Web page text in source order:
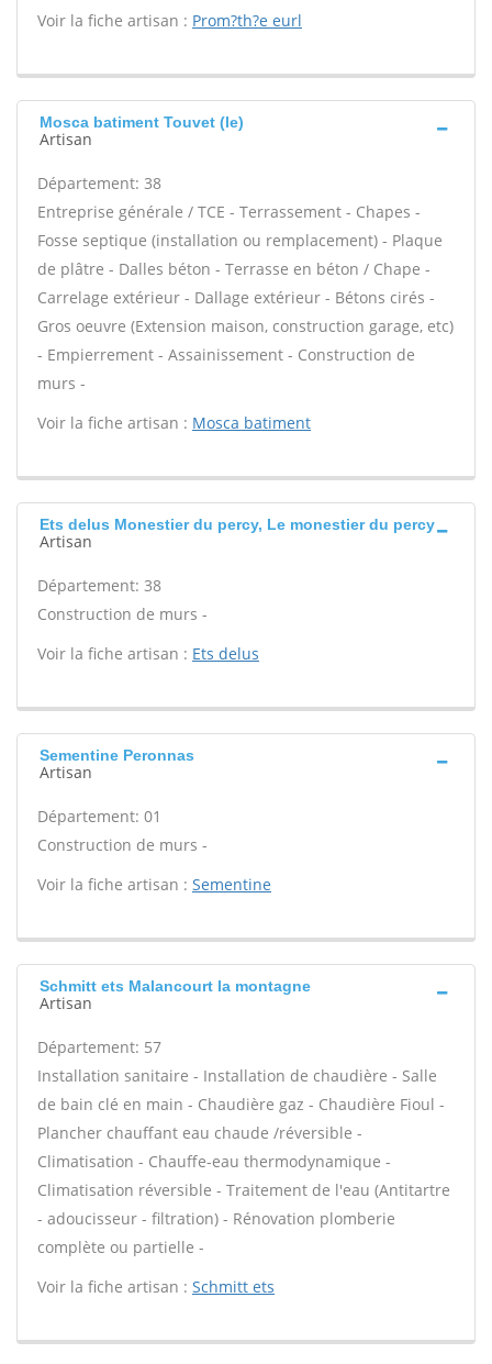
Voir la fiche artisan : Prom?th?e eurl
Mosca batiment Touvet (le)
Artisan
Département: 38
Entreprise générale / TCE - Terrassement - Chapes -
Fosse septique (installation ou remplacement) - Plaque
de plâtre - Dalles béton - Terrasse en béton / Chape -
Carrelage extérieur - Dallage extérieur - Bétons cirés -
Gros oeuvre (Extension maison, construction garage, etc)
- Empierrement - Assainissement - Construction de
murs -
Voir la fiche artisan : Mosca batiment
Ets delus Monestier du percy, Le monestier du percy
Artisan
Département: 38
Construction de murs -
Voir la fiche artisan : Ets delus
Sementine Peronnas
Artisan
Département: 01
Construction de murs -
Voir la fiche artisan : Sementine
Schmitt ets Malancourt la montagne
Artisan
Département: 57
Installation sanitaire - Installation de chaudière - Salle
de bain clé en main - Chaudière gaz - Chaudière Fioul -
Plancher chauffant eau chaude /réversible -
Climatisation - Chauffe-eau thermodynamique -
Climatisation réversible - Traitement de l'eau (Antitartre
- adoucisseur - filtration) - Rénovation plomberie
complète ou partielle -
Voir la fiche artisan : Schmitt ets